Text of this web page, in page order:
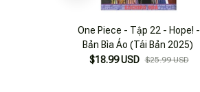
One Piece - Tập 22 - Hope! -
Bản Bìa Áo (Tái Bản 2025)
$18.99 USD $25.99 USD